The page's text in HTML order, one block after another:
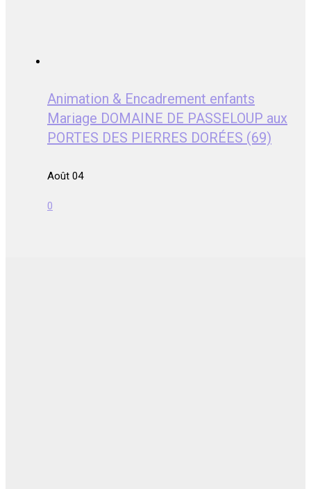
Animation & Encadrement enfants
Mariage DOMAINE DE PASSELOUP aux
PORTES DES PIERRES DORÉES (69)
Août 04
0